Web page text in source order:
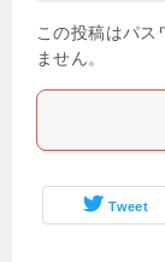
この投稿はパス
ません。
Tweet